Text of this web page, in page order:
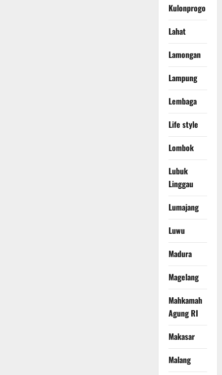
Kulonprogo
Lahat
Lamongan
Lampung
Lembaga
Life style
Lombok
Lubuk
Linggau
Lumajang
Luwu
Madura
Magelang
Mahkamah
Agung RI
Makasar
Malang